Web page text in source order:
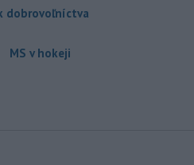
dobrovoľníctva
MS v hokeji